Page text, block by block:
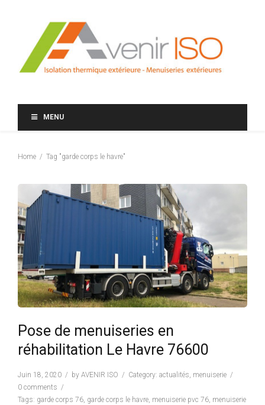
MENU
Home Tag "garde corps le havre"
Pose de menuiseries en
réhabilitation Le Havre 76600
Juin 18, 2020 by AVENIR ISO Category: actualités, menuiserie
0 comments
Tags: garde corps 76, garde corps le havre, menuiserie pvc 76, menuiserie